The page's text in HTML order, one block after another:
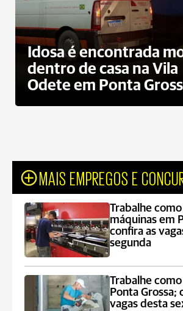
Idosa é encontrada
dentro de casa na Vila
Odete em Ponta
MAIS EMPREGOS E
Trabalhe
máquinas em
confira as
segunda
Trabalhe
Ponta Grossa;
vagas desta